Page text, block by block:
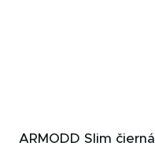
ARMODD Slim čierná